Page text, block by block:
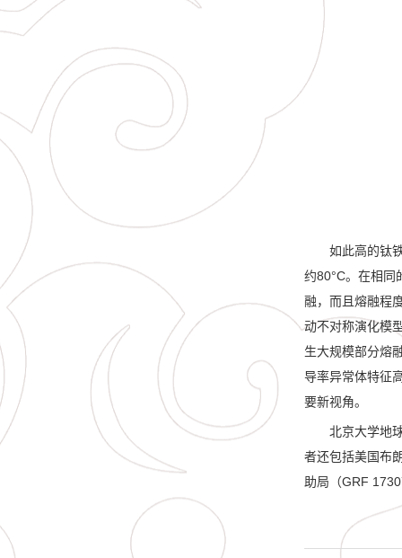
如此高的钛
约80°C。在相同
融，而且熔融程
动不对称演化模
生大规模部分熔
导率异常体特征
要新视角。
北京大学地
者还包括美国布
助局（GRF